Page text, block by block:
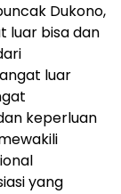
Dukono,
luar bisa dan
luar
keperluan
yang